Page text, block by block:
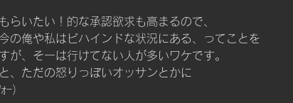
らいたい！的な承認欲求も高まるので、
の俺や私はビハインドな状況にある、ってことを
が、そーは行けてない人が多いワケです。
、ただの怒りっぽいオッサンとかに
）